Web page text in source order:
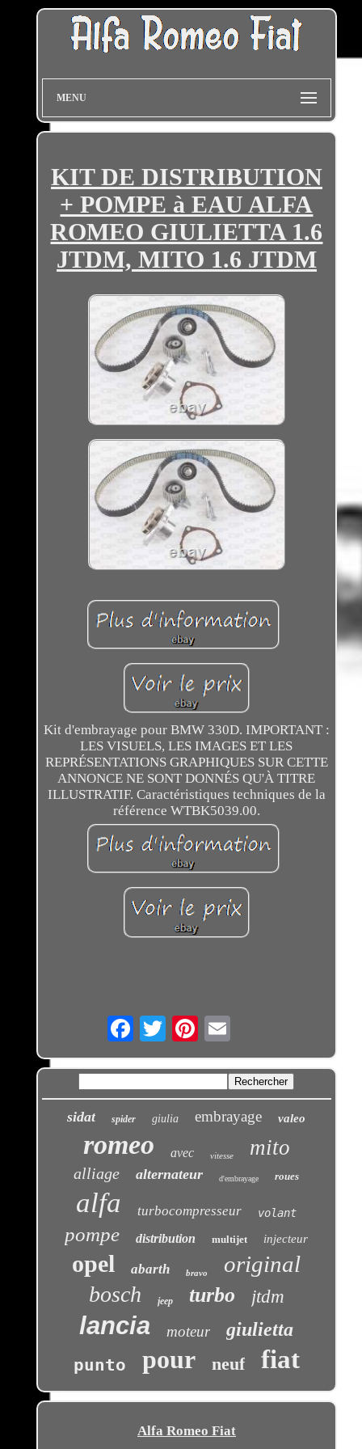
MENU
KIT DE DISTRIBUTION
+ POMPE à EAU ALFA
ROMEO GIULIETTA 1.6
JTDM, MITO 1.6 JTDM
Kit d'embrayage pour BMW 330D. IMPORTANT :
LES VISUELS, LES IMAGES ET LES
REPRÉSENTATIONS GRAPHIQUES SUR CETTE
ANNONCE NE SONT DONNÉS QU'À TITRE
ILLUSTRATIF. Caractéristiques techniques de la
référence WTBK5039.00.
Email
sidat spider giulia embrayage valeo
romeo avec vitesse mito
alliage alternateur d'embrayage roues
alfa turbocompresseur volant
pompe distribution multijet injecteur
opel abarth bravo original
bosch jeep turbo jtdm
lancia moteur giulietta
punto pour neuf fiat
Alfa Romeo Fiat